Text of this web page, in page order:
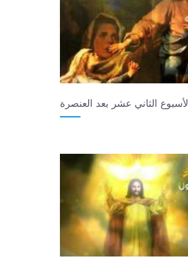
الأسبوع الثاني عشر بعد العنصرة